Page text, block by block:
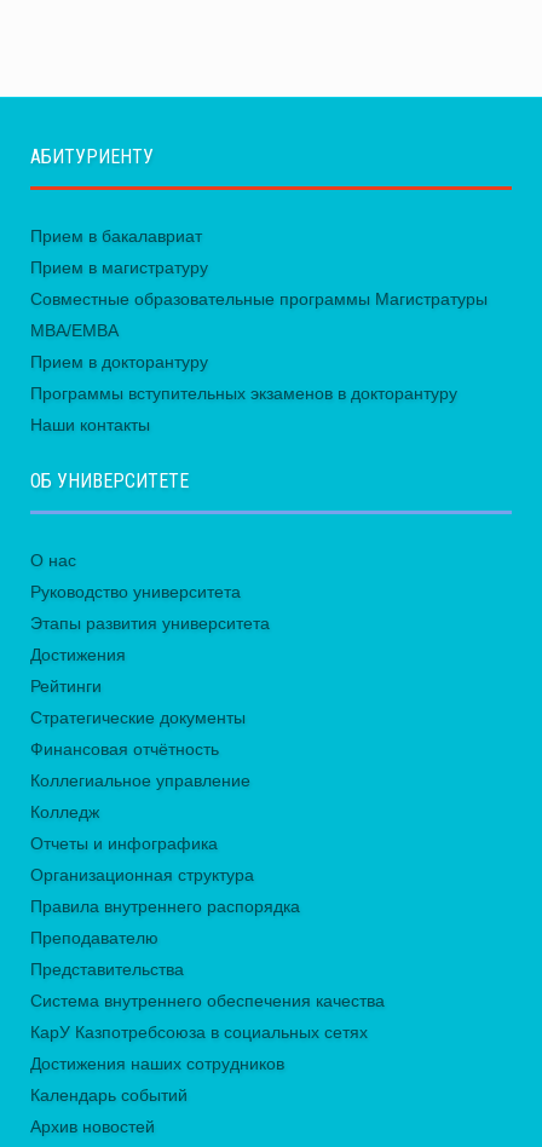
АБИТУРИЕНТУ
Прием в бакалавриат
Прием в магистратуру
Совместные образовательные программы Магистратуры
MBA/EMBA
Прием в докторантуру
Программы вступительных экзаменов в докторантуру
Наши контакты
ОБ УНИВЕРСИТЕТЕ
О нас
Руководство университета
Этапы развития университета
Достижения
Рейтинги
Стратегические документы
Финансовая отчётность
Коллегиальное управление
Колледж
Отчеты и инфографика
Организационная структура
Правила внутреннего распорядка
Преподавателю
Представительства
Система внутреннего обеспечения качества
КарУ Казпотребсоюза в социальных сетях
Достижения наших сотрудников
Календарь событий
Архив новостей